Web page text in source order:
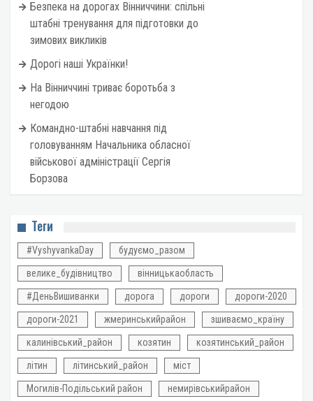
Безпека на дорогах Вінниччини: спільні
штабні тренування для підготовки до
зимових викликів
Дорогі наші Українки!
На Вінниччині триває боротьба з
негодою
Командно-штабні навчання під
головуванням Начальника обласної
військової адміністрації Сергія
Борзова
Теги
#VyshyvankaDay будуємо_разом
велике_будівництво вінницькаобласть
#ДеньВишиванки дорога дороги дороги-2020
дороги-2021 жмеринськийрайон зшиваємо_країну
калинівський_район козятин козятинський_район
літин літинський_район міст
Могилів-Подільський район немирівськийрайон